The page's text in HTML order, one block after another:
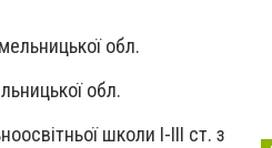
обл.
обл.
школи I-III ст. з